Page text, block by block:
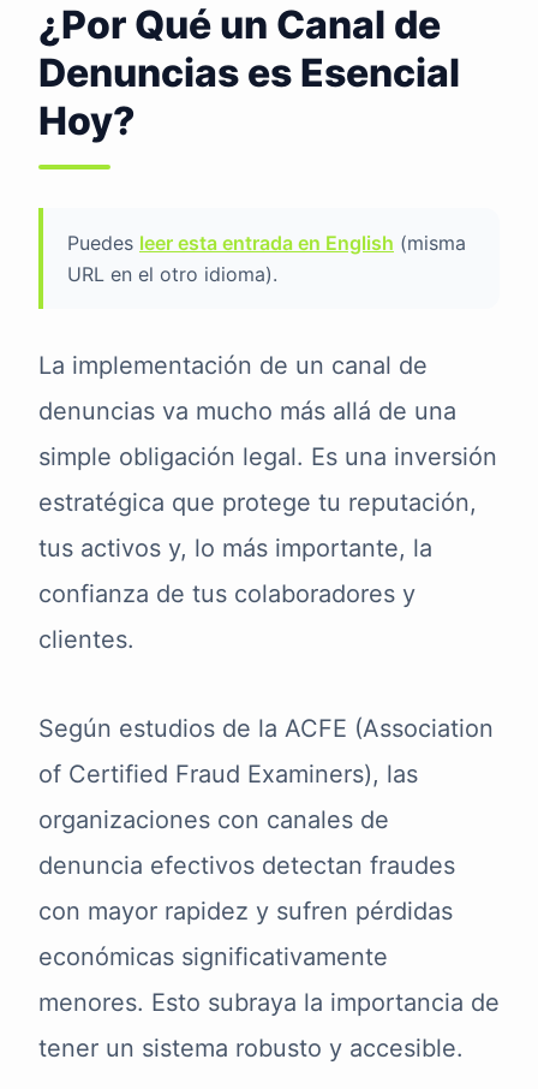
¿Por Qué un Canal de
Denuncias es Esencial
Hoy?
Puedes leer esta entrada en English (misma
URL en el otro idioma).
La implementación de un canal de
denuncias va mucho más allá de una
simple obligación legal. Es una inversión
estratégica que protege tu reputación,
tus activos y, lo más importante, la
confianza de tus colaboradores y
clientes.
Según estudios de la ACFE (Association
of Certified Fraud Examiners), las
organizaciones con canales de
denuncia efectivos detectan fraudes
con mayor rapidez y sufren pérdidas
económicas significativamente
menores. Esto subraya la importancia de
tener un sistema robusto y accesible.